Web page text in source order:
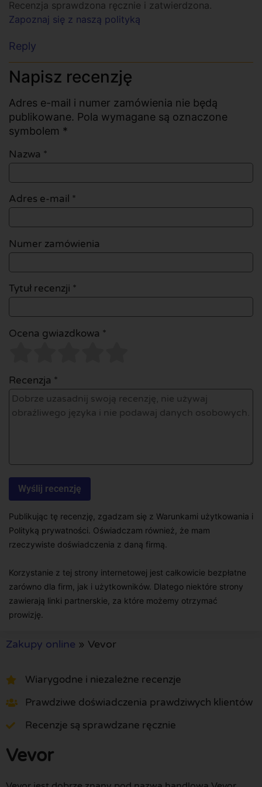
Recenzja sprawdzona ręcznie i zatwierdzona.
Zapoznaj się z naszą polityką
Reply
Napisz recenzję
Adres e-mail i numer zamówienia nie będą
publikowane. Pola wymagane są oznaczone
symbolem *
Nazwa *
Adres e-mail *
Numer zamówienia
Tytuł recenzji *
Ocena gwiazdkowa *
Recenzja *
Publikując tę recenzję, zgadzam się z Warunkami użytkowania i
Polityką prywatności. Oświadczam również, że mam
rzeczywiste doświadczenia z daną firmą.
Korzystanie z tej strony internetowej jest całkowicie bezpłatne
zarówno dla firm, jak i użytkowników. Dlatego niektóre strony
zawierają linki partnerskie, za które możemy otrzymać
prowizję.
Zakupy online » Vevor
Wiarygodne i niezależne recenzje
Prawdziwe doświadczenia prawdziwych klientów
Recenzje są sprawdzane ręcznie
Vevor